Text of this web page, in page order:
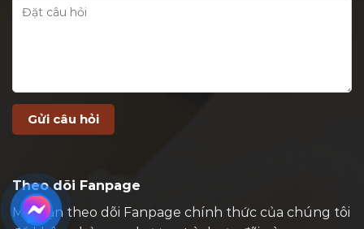
Theo dõi Fanpage
Mời bạn theo dõi Fanpage chính thức của chúng tôi